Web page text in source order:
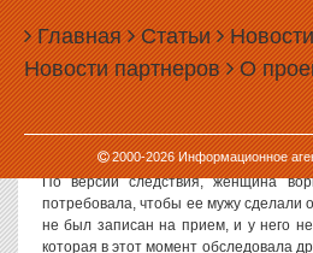
Главная Статьи Новости
Новости партнеров О
2000-2026Информационное
ПРИГОВОРИЛИ К
В Екатеринбурге суд приговорил
женщину, которая с кулаками
УЗИ.
Инцидент произошел в ноябре 2025
По версии следствия, женщина
потребовала, чтобы ее мужу сделали
не был записан на прием, и у него
которая в этот момент обследовала